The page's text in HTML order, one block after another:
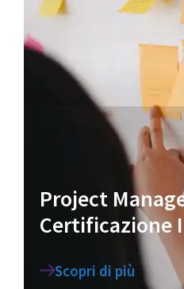
Project
Certificazione
Scopri di più